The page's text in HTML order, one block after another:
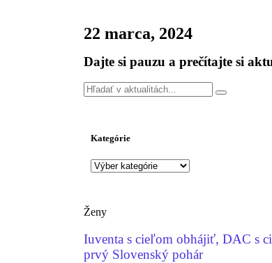
22 marca, 2024
Dajte si pauzu a prečítajte si
Kategórie
Ženy
Iuventa s cieľom obhájiť, DAC s
prvý Slovenský pohár